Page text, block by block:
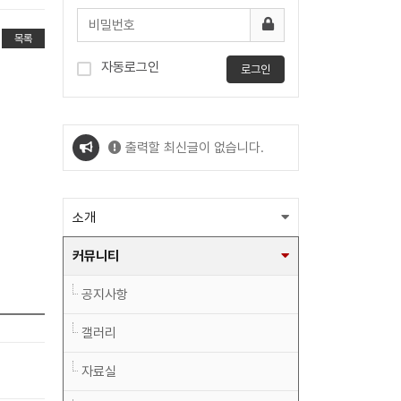
목록
자동로그인 로그인
출력할 최신글이 없습니다.
소개
커뮤니티
공지사항
갤러리
자료실